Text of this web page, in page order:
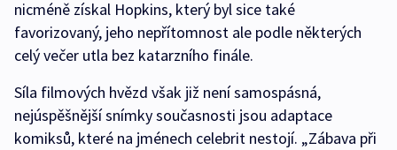
nicméně získal Hopkins, který byl sice také
favorizovaný, jeho nepřítomnost ale podle některých
celý večer utla bez katarzního finále.
Síla filmových hvězd však již není samospásná,
nejúspěšnější snímky současnosti jsou adaptace
komiksů, které na jménech celebrit nestojí. „Zábava při